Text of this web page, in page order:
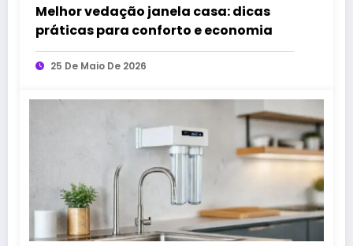
Melhor vedação janela casa: dicas
práticas para conforto e economia
25 De Maio De 2026